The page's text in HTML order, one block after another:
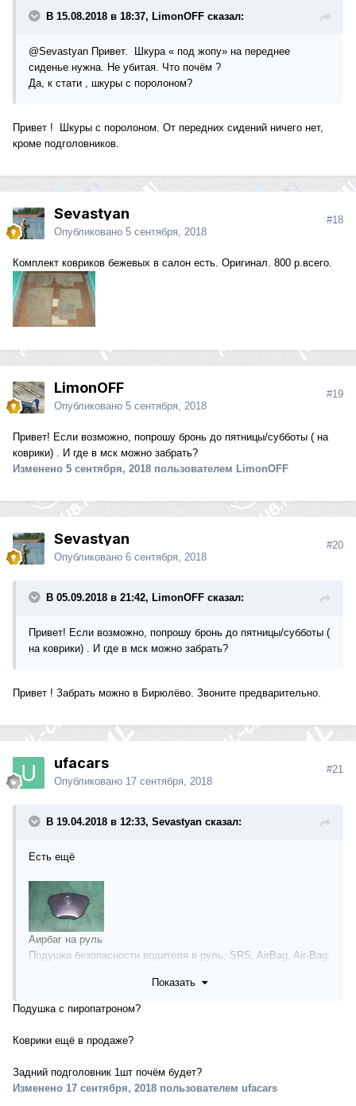
В 15.08.2018 в 18:37, LimonOFF сказал:
@Sevastyan Привет. Шкура « под жопу» на переднее
сиденье нужна. Не убитая. Что почём ?
Да, к стати , шкуры с поролоном?
Привет ! Шкуры с поролоном. От передних сидений ничего нет,
кроме подголовников.
Sevastyan
Опубликовано 5 сентября, 2018
#18
Комплект ковриков бежевых в салон есть. Оригинал. 800 р.всего.
LimonOFF
Опубликовано 5 сентября, 2018
#19
Привет! Если возможно, попрошу бронь до пятницы/субботы ( на
коврики) . И где в мск можно забрать?
Изменено 5 сентября, 2018 пользователем LimonOFF
Sevastyan
Опубликовано 6 сентября, 2018
#20
В 05.09.2018 в 21:42, LimonOFF сказал:
Привет! Если возможно, попрошу бронь до пятницы/субботы (
на коврики) . И где в мск можно забрать?
Привет ! Забрать можно в Бирюлёво. Звоните предварительно.
ufacars
Опубликовано 17 сентября, 2018
#21
В 19.04.2018 в 12:33, Sevastyan сказал:
Есть ещё
Аирбаг на руль
Подушка безопасности водителя в руль, SRS, AirBag, Air-Bag:
(1998-2004)
Показать
Подушка с пиропатроном?
Коврики ещё в продаже?
Задний подголовник 1шт почём будет?
Изменено 17 сентября, 2018 пользователем ufacars